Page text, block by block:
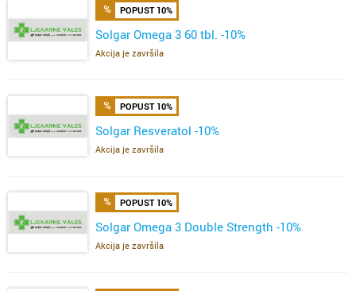
POPUST 10%
Solgar Omega 3 60 tbl. -10%
Akcija je završila
POPUST 10%
Solgar Resveratol -10%
Akcija je završila
POPUST 10%
Solgar Omega 3 Double Strength -10%
Akcija je završila